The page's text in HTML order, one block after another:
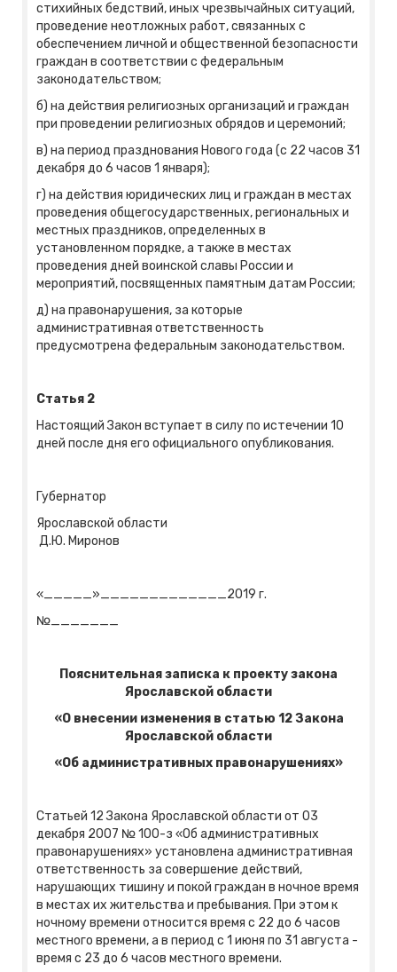
стихийных бедствий, иных чрезвычайных ситуаций,
проведение неотложных работ, связанных с
обеспечением личной и общественной безопасности
граждан в соответствии с федеральным
законодательством;
б) на действия религиозных организаций и граждан
при проведении религиозных обрядов и церемоний;
в) на период празднования Нового года (с 22 часов 31
декабря до 6 часов 1 января);
г) на действия юридических лиц и граждан в местах
проведения общегосударственных, региональных и
местных праздников, определенных в
установленном порядке, а также в местах
проведения дней воинской славы России и
мероприятий, посвященных памятным датам России;
д) на правонарушения, за которые
административная ответственность
предусмотрена федеральным законодательством.
Статья 2
Настоящий Закон вступает в силу по истечении 10
дней после дня его официального опубликования.
Губернатор
Ярославской области
Д.Ю. Миронов
«_____»_____________2019 г.
№_______
Пояснительная записка к проекту закона
Ярославской области
«О внесении изменения в статью 12 Закона
Ярославской области
«Об административных правонарушениях»
Статьей 12 Закона Ярославской области от 03
декабря 2007 № 100-з «Об административных
правонарушениях» установлена административная
ответственность за совершение действий,
нарушающих тишину и покой граждан в ночное время
в местах их жительства и пребывания. При этом к
ночному времени относится время с 22 до 6 часов
местного времени, а в период с 1 июня по 31 августа -
время с 23 до 6 часов местного времени.